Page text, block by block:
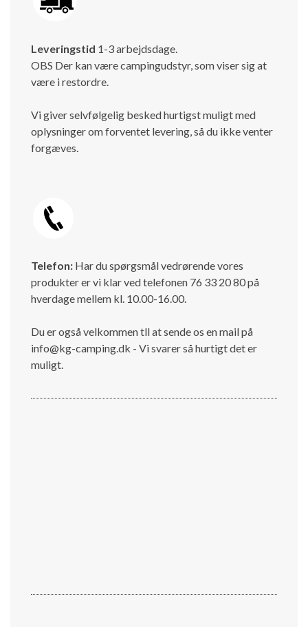
Leveringstid 1-3 arbejdsdage.
OBS Der kan være campingudstyr, som viser sig at
være i restordre.
Vi giver selvfølgelig besked hurtigst muligt med
oplysninger om forventet levering, så du ikke venter
forgæves.
Telefon: Har du spørgsmål vedrørende vores
produkter er vi klar ved telefonen 76 33 20 80 på
hverdage mellem kl. 10.00-16.00.
Du er også velkommen tll at sende os en mail på
info@kg-camping.dk - Vi svarer så hurtigt det er
muligt.